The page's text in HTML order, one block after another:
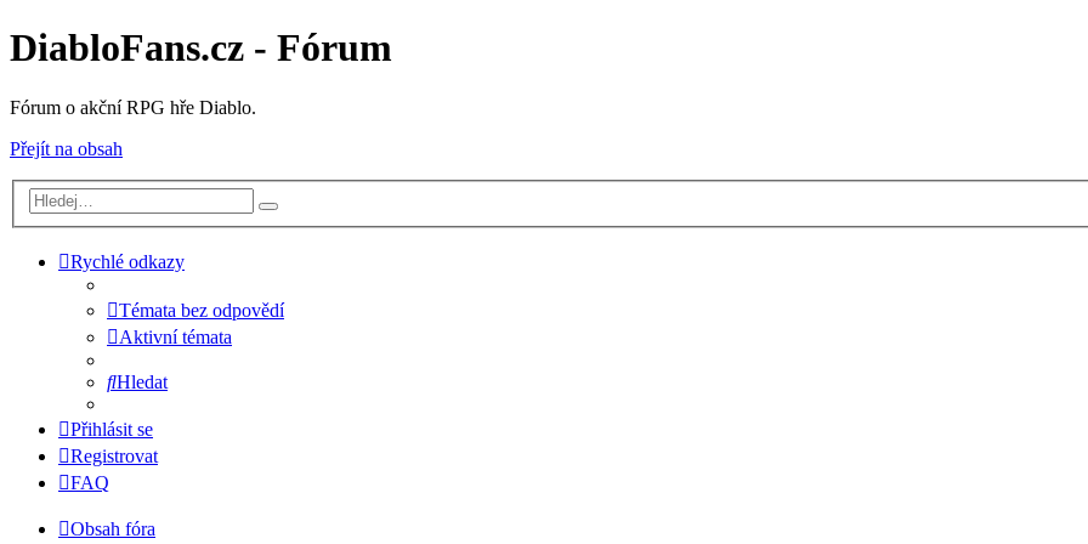
DiabloFans.cz - Fórum
Fórum o akční RPG hře Diablo.
Přejít na obsah
Rychlé odkazy
Témata bez odpovědí
Aktivní témata
Hledat
Přihlásit se
Registrovat
FAQ
Obsah fóra